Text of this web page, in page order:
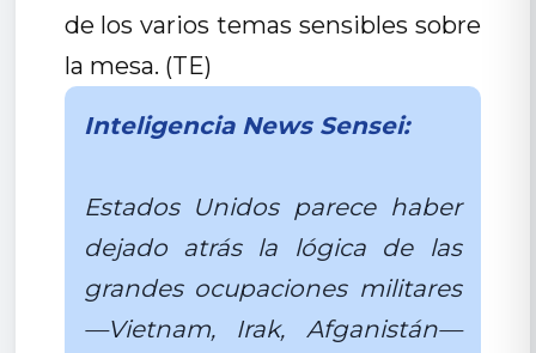
de los varios temas sensibles sobre
la mesa. (TE)
Inteligencia News Sensei:
Estados Unidos parece haber
dejado atrás la lógica de las
grandes ocupaciones militares
—Vietnam, Irak, Afganistán—